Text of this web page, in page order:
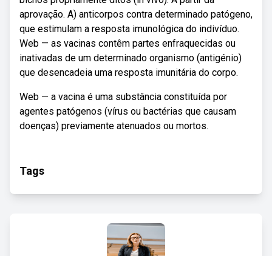
aprovação. A) anticorpos contra determinado patógeno,
que estimulam a resposta imunológica do indivíduo.
Web — as vacinas contêm partes enfraquecidas ou
inativadas de um determinado organismo (antigénio)
que desencadeia uma resposta imunitária do corpo.
Web — a vacina é uma substância constituída por
agentes patógenos (vírus ou bactérias que causam
doenças) previamente atenuados ou mortos.
Tags